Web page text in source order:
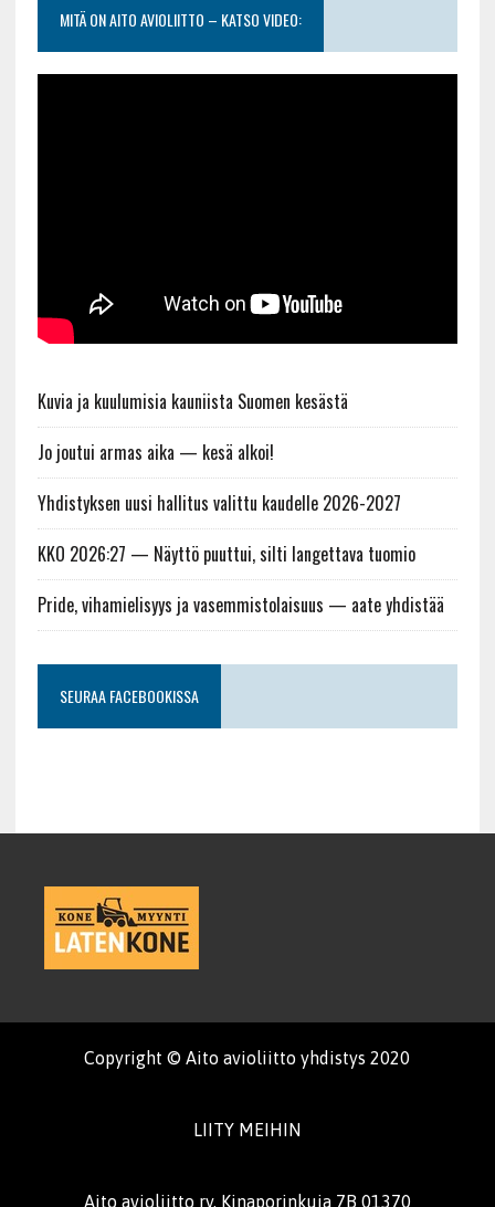
MITÄ ON AITO AVIOLIITTO – KATSO VIDEO:
Kuvia ja kuulumisia kauniista Suomen kesästä
Jo joutui armas aika — kesä alkoi!
Yhdistyksen uusi hallitus valittu kaudelle 2026-2027
KKO 2026:27 — Näyttö puuttui, silti langettava tuomio
Pride, vihamielisyys ja vasemmistolaisuus — aate yhdistää
SEURAA FACEBOOKISSA
Copyright © Aito avioliitto yhdistys 2020
LIITY MEIHIN
Aito avioliitto ry, Kinaporinkuja 7B 01370